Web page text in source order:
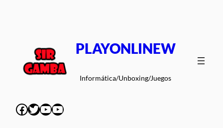
PLAYONLINEW
Informática/Unboxing/Juegos
Facebook
Twitter
YouTube
YouTube